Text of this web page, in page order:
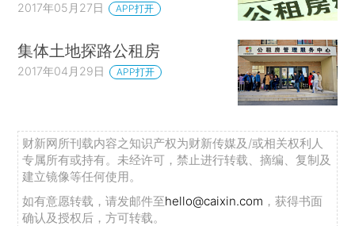
2017年05月27日 APP打开
集体土地探路公租房
2017年04月29日 APP打开
财新网所刊载内容之知识产权为财新传媒及/或相关权利人
专属所有或持有。未经许可，禁止进行转载、摘编、复制及
建立镜像等任何使用。
如有意愿转载，请发邮件至hello@caixin.com ，获得书面
确认及授权后，方可转载。